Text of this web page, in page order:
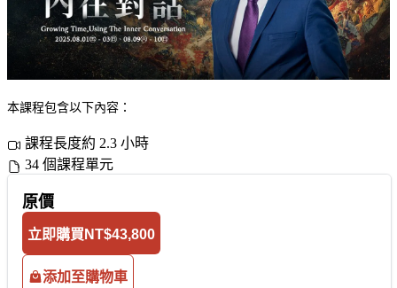
本課程包含以下內容：
課程長度約 2.3 小時
34 個課程單元
原價
立即購買 NT$43,800
添加至購物車